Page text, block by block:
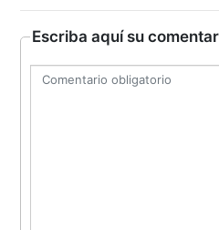
Escriba aquí su